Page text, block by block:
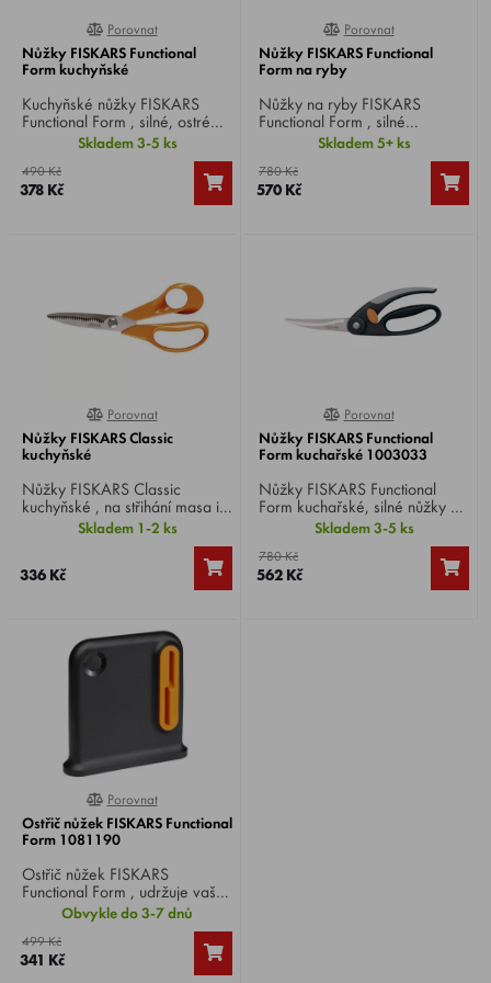
0%
Porovnat
Nůžky FISKARS Functional
Form kuchyňské
Kuchyňské nůžky FISKARS
Functional Form , silné, ostré
nůžky se zoubkováním na
spodní čepeli, které usnadňuje
střihání.
Skladem 3-5 ks
490 Kč
378 Kč
0%
Porovnat
Nůžky FISKARS Functional
Form na ryby
Nůžky na ryby FISKARS
Functional Form , silné
zoubkované nůžky na
porcování ryb, snadno se s
nimi škrábou šupiny, kuchá a
porcuje ryba.
Skladem 5+ ks
780 Kč
570 Kč
0%
Porovnat
Nůžky FISKARS Classic
kuchyňské
Nůžky FISKARS Classic
kuchyňské , na střihání masa i
zeleniny, k otevírání balíčků v
Skladem 1-2 ks
336 Kč
0%
Porovnat
Nůžky FISKARS Functional
Form kuchařské 1003033
Nůžky FISKARS Functional
Form kuchařské, silné nůžky na
porcování drůbeže i zvěřiny,
tenké zahnuté čepele usnadňují
práci. Nůžky na drůbež.
Skladem 3-5 ks
780 Kč
562 Kč
0%
Porovnat
Ostřič nůžek FISKARS Functional
Form 1081190
Ostřič nůžek FISKARS
Functional Form , udržuje vaše
nůžky stále perfektně ostré.
Obvykle do 3-7 dnů
499 Kč
341 Kč